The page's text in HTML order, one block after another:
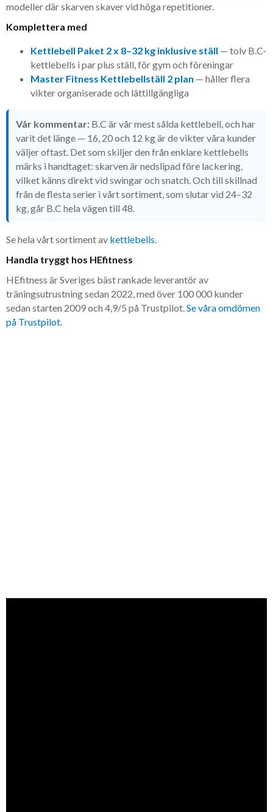
modeller där skarven skaver vid höga repetitioner.
Komplettera med
Kettlebell Paket 2 x 8–32 kg inklusive ställ — tolv B.C-
kettlebells i par plus ställ, för gym och föreningar
Master Fitness Kettlebellställ 2 plan — håller flera
vikter organiserade och lättillgängliga
Vår kommentar: B.C är vår mest sålda kettlebell, och har
varit det länge — 16, 20 och 12 kg är de vikter våra kunder
väljer oftast. Det som skiljer den från enklare kettlebells
märks i handtaget: skarven är nedslipad före lackering,
vilket känns direkt vid swingar och snatch. Och till skillnad
från de flesta serier i vårt sortiment, som slutar vid 24–32
kg, går B.C hela vägen till 48.
Se hela vårt sortiment av kettlebells.
Handla tryggt hos HEfitness
HEfitness är Sveriges bäst rankade leverantör av
träningsutrustning sedan 2022, med över 100 000 kunder
sedan starten 2009 och 4,9/5 på Trustpilot.Se våra omdömen
på Trustpilot.